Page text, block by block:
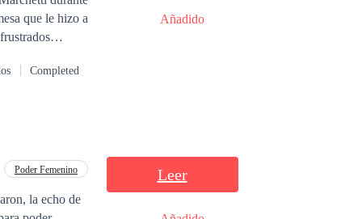
que le hizo a
que este
Aprenderá
a su lado,
amoroso de
Completed
Añadido
Poder Femenino
la echo de
Leer